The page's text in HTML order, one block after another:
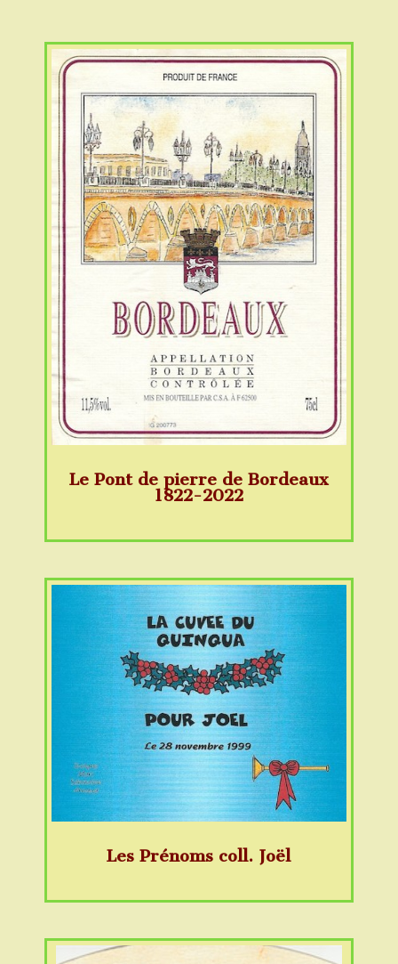
Le Pont de pierre de Bordeaux
1822-2022
Les Prénoms coll. Joël